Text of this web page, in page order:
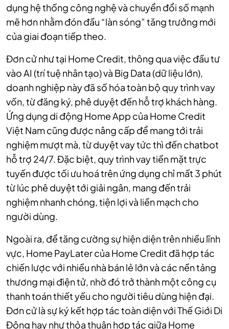
dụng hệ thống công nghệ và chuyển đổi số mạnh
mẽ hơn nhằm đón đầu “làn sóng” tăng trưởng mới
của giai đoạn tiếp theo.
Đơn cử như tại Home Credit, thông qua việc đầu tư
vào AI (trí tuệ nhân tạo) và Big Data (dữ liệu lớn),
doanh nghiệp này đã số hóa toàn bộ quy trình vay
vốn, từ đăng ký, phê duyệt đến hỗ trợ khách hàng.
Ứng dụng di động Home App của Home Credit
Việt Nam cũng được nâng cấp để mang tới trải
nghiệm mượt mà, từ duyệt vay tức thì đến chatbot
hỗ trợ 24/7. Đặc biệt, quy trình vay tiền mặt trực
tuyến được tối ưu hoá trên ứng dụng chỉ mất 3 phút
từ lúc phê duyệt tới giải ngân, mang đến trải
nghiệm nhanh chóng, tiện lợi và liền mạch cho
người dùng.
Ngoài ra, để tăng cường sự hiện diện trên nhiều lĩnh
vực, Home PayLater của Home Credit đã hợp tác
chiến lược với nhiều nhà bán lẻ lớn và các nền tảng
thương mại điện tử, nhờ đó trở thành một công cụ
thanh toán thiết yếu cho người tiêu dùng hiện đại.
Đơn cử là sự ký kết hợp tác toàn diện với Thế Giới Di
Động hay như thỏa thuận hợp tác giữa Home